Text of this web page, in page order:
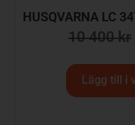
HUSQVARNA LC
10 400kr
Lägg till i